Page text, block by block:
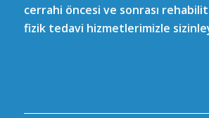
cerrahi öncesi ve sonrası
fizik tedavi hizmetlerimizle